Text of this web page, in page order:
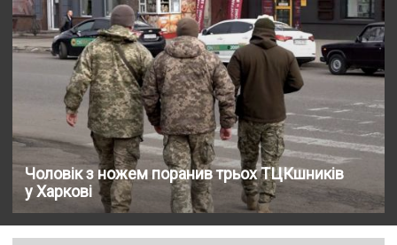
Чоловік з ножем поранив трьох ТЦКшників
у Харкові